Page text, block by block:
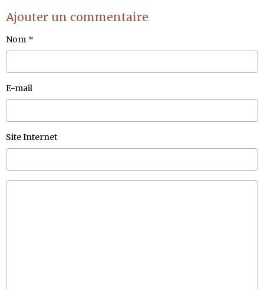
Ajouter un commentaire
Nom
E-mail
Site Internet